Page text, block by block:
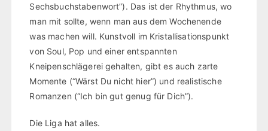
Sechsbuchstabenwort”). Das ist der Rhythmus, wo
man mit sollte, wenn man aus dem Wochenende
was machen will. Kunstvoll im Kristallisationspunkt
von Soul, Pop und einer entspannten
Kneipenschlägerei gehalten, gibt es auch zarte
Momente (“Wärst Du nicht hier”) und realistische
Romanzen (“Ich bin gut genug für Dich”).
Die Liga hat alles.